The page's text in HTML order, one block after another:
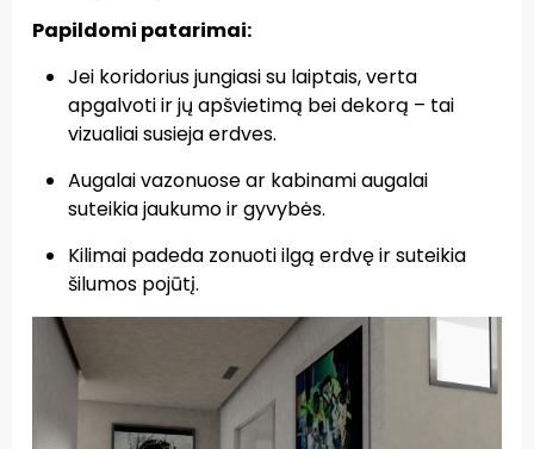
Papildomi patarimai:
Jei koridorius jungiasi su laiptais, verta
apgalvoti ir jų apšvietimą bei dekorą – tai
vizualiai susieja erdves.
Augalai vazonuose ar kabinami augalai
suteikia jaukumo ir gyvybės.
Kilimai padeda zonuoti ilgą erdvę ir suteikia
šilumos pojūtį.